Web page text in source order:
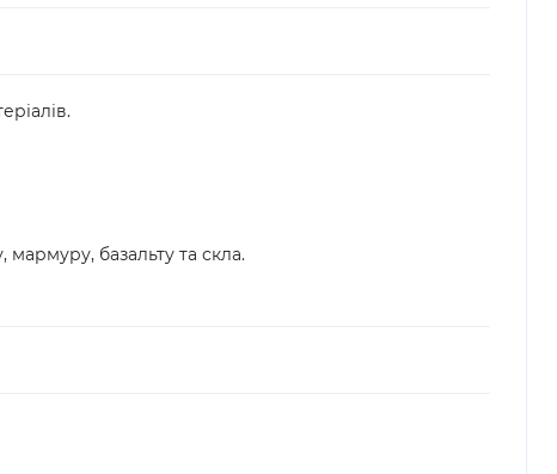
мармуру, базальту та скла.